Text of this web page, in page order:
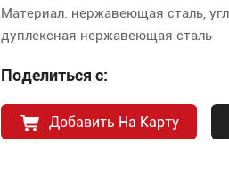
Материал: нержавеющая сталь,
дуплексная нержавеющая сталь
Поделиться с:
Добавить На Карту